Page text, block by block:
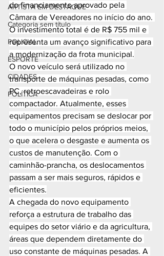
ARTISTA EM DESTAQUE
Categoria sem título
POLICIAL
ESPORTE
CIDADES
POLÍTICA
do financiamento aprovado pela
Câmara de Vereadores no início do ano.
O investimento total é de R$ 755 mil e
representa um avanço significativo para
a modernização da frota municipal.
O novo veículo será utilizado no
transporte de máquinas pesadas, como
PC, retroescavadeiras e rolo
compactador. Atualmente, esses
equipamentos precisam se deslocar por
todo o município pelos próprios meios,
o que acelera o desgaste e aumenta os
custos de manutenção. Com o
caminhão-prancha, os deslocamentos
passam a ser mais seguros, rápidos e
eficientes.
A chegada do novo equipamento
reforça a estrutura de trabalho das
equipes do setor viário e da agricultura,
áreas que dependem diretamente do
uso constante de máquinas pesadas. A